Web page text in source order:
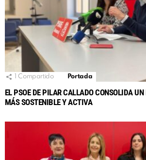
Compartido Portada
EL PSOE DE PILAR CALLADO CONSOLIDA
MÁS SOSTENIBLE Y ACTIVA